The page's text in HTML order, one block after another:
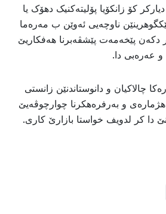
کۆ زانکۆیا پۆلیتەکنیک دهۆک یا
ناوچەیی ئەوێن ب مەرەما
دکەن پێخەمەت پێشڤەبرنا هەفکاریێ
و عەرەبی دا.
چالاکیان و دانوستاندنێن زانستى
هژمارەى و بەرفرەهکرنا چوارچوڤەیێ
دا کر لدویف خواستا بازارێ کارى.